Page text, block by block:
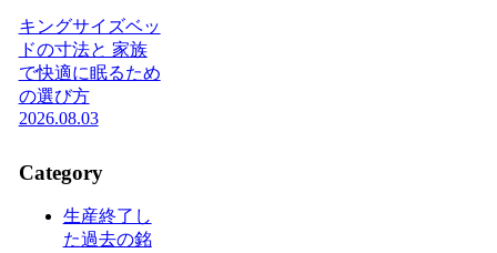
キングサイズベッ
ドの寸法と 家族
で快適に眠るため
の選び方
2026.08.03
Category
生産終了し
た過去の銘